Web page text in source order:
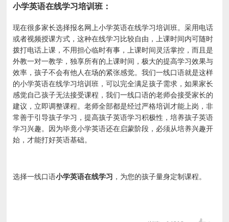
小学英语在线学习培训班：
现在很多家长选择报名网上小学英语在线学习培训班。采用电话
或者视频授课方式，这种在线学习比较自由，上课时间内可随时
拨打电话上课，不用担心临时有事，上课时间灵活掌控，而且是
外教一对一教学，独享所有的上课时间，极大的提高学习效果与
效率，孩子不会有他人在场的紧张感觉。我们一线口语就是这样
的小学英语在线学习培训班，可以完全满足孩子需求，如果家长
感觉自己孩子无法接受课程，我们一线口语的老师会接受家长的
建议，立即调整课程。老师全部都是经过严格培训才能上岗，非
常善于引导孩子学习，提高孩子英语学习积极性，培养孩子英语
学习兴趣。因为毕竟小学英语还在启蒙阶段，必须从培养兴趣开
始，才能打好英语基础。
选择一线口语小学英语在线学习 ，为您的孩子量身定制课程。